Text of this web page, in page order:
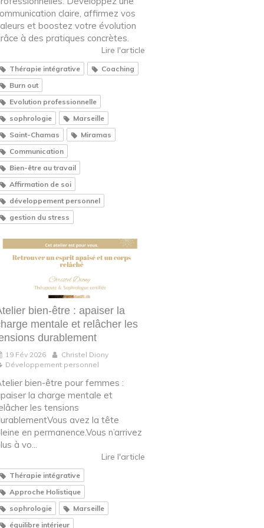
claire, affirmez vos
et boostez votre évolution
à des pratiques concrètes.
Lire l'article
Thérapie intégrative
Coaching
Burn out
Evolution professionnelle
sophrologie
Marseille
Saint-Chamas
Miramas
Communication
Bien-être au travail
Affirmation de soi
développement personnel
gestion du stress
bien-être : apaiser la
mentale et relâcher les
durablement
19 Fév 2026
Christel Diony
Développement personnel
bien-être pour femmes :
la charge mentale et
les tensions
avez la tête
en permanence.Vous n’arrivez
à vo...
Lire l'article
Thérapie intégrative
Approche Holistique
sophrologie
Marseille
équilibre intérieur